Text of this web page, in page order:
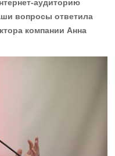
аудиторию
вопросы ответила
компании Анна